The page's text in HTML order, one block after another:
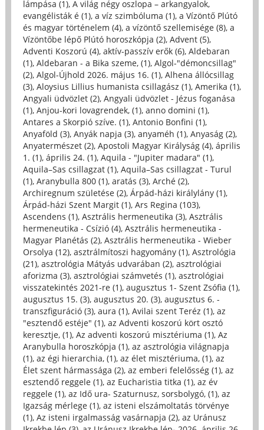
lámpása (1), A világ négy oszlopa – arkangyalok,
evangélisták é (1), a víz szimbóluma (1), a Vízöntő Plútó
és magyar történelem (4), a vízöntő szellemisége (8), a
Vízöntőbe lépő Plútó horoszkópja (2), Advent (5),
Adventi Koszorú (4), aktív-passzív erők (6), Aldebaran
(1), Aldebaran - a Bika szeme, (1), Algol-"démoncsillag"
(2), Algol-Újhold 2026. május 16. (1), Alhena állócsillag
(3), Aloysius Lillius humanista csillagász (1), Amerika (1),
Angyali üdvözlet (2), Angyali üdvözlet - Jézus foganása
(1), Anjou-kori lovagrendek, (1), anno domini (1),
Antares a Skorpió szíve. (1), Antonio Bonfini (1),
Anyaföld (3), Anyák napja (3), anyaméh (1), Anyaság (2),
Anyatermészet (2), Apostoli Magyar Királyság (4), április
1. (1), április 24. (1), Aquila - "Jupiter madara" (1),
Aquila–Sas csillagzat (1), Aquila–Sas csillagzat - Turul
(1), Aranybulla 800 (1), aratás (3), Arché (2),
Archiregnum születése (2), Árpád-házi királylány (1),
Árpád-házi Szent Margit (1), Ars Regina (103),
Ascendens (1), Asztrális hermeneutika (3), Asztrális
hermeneutika - Csízió (4), Asztrális hermeneutika -
Magyar Planétás (2), Asztrális hermeneutika - Wieber
Orsolya (12), asztrálmítoszi hagyomány (1), Asztrológia
(21), asztrológia Mátyás udvarában (2), asztrológiai
aforizma (3), asztrológiai számvetés (1), asztrológiai
visszatekintés 2021-re (1), augusztus 1- Szent Zsófia (1),
augusztus 15. (3), augusztus 20. (3), augusztus 6. -
transzfiguráció (3), aura (1), Avilai szent Teréz (1), az
"esztendő estéje" (1), az Adventi koszorú kört osztó
keresztje, (1), Az adventi koszorú misztériuma (1), Az
Aranybulla horoszkópja (1), az asztrológia világnapja
(1), az égi hierarchia, (1), az élet misztériuma, (1), az
Élet szent hármassága (2), az emberi felelősség (1), az
esztendő reggele (1), az Eucharistia titka (1), az év
reggele (1), az Idő ura- Szaturnusz, sorsbolygó, (1), az
Igazság mérlege (1), az isteni elszámoltatás törvénye
(1), Az isteni irgalmasság vasárnapja (2), az Uránusz